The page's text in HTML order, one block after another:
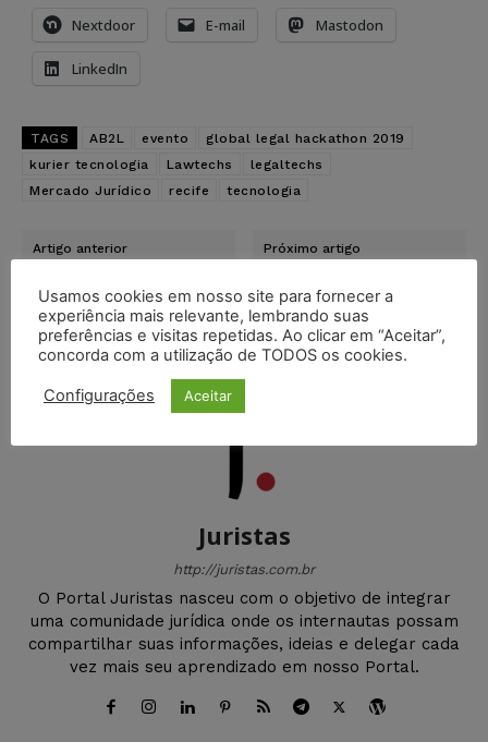
Nextdoor E-mail Mastodon
LinkedIn
TAGS AB2L evento
global legal hackathon 2019
kurier tecnologia
Lawtechs
legaltechs
Mercado Jurídico
recife tecnologia
Artigo anterior
administrador judicial não
se aplica à recuperação,
só à falência
Próximo artigo
omissão legislativa e
enquadra homofobia e
transfobia como racismo
Juristas
http://juristas.com.br
O Portal Juristas nasceu com o objetivo de integrar
uma comunidade jurídica onde os internautas possam
compartilhar suas informações, ideias e delegar cada
vez mais seu aprendizado em nosso Portal.
Usamos cookies em nosso site para fornecer a
experiência mais relevante, lembrando suas
preferências e visitas repetidas. Ao clicar em “Aceitar”,
concorda com a utilização de TODOS os cookies.
Configurações Aceitar